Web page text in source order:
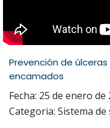
Prevención de
encamados
Fecha: 25 de enero de
Categoria: Sistema de